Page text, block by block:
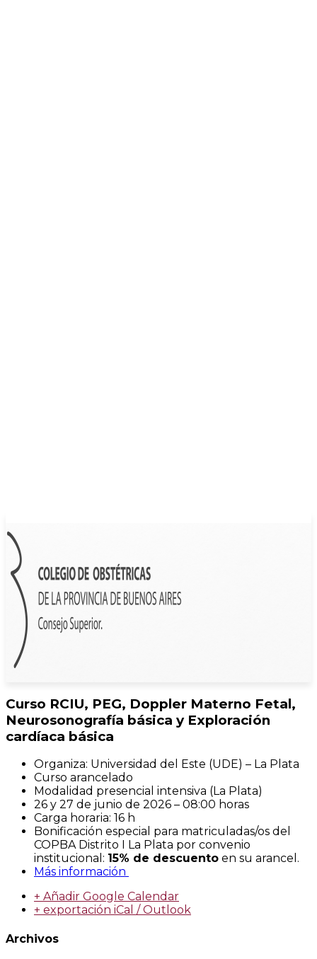
Curso RCIU, PEG, Doppler Materno Fetal,
Neurosonografía básica y Exploración
cardíaca básica
Organiza: Universidad del Este (UDE) – La Plata
Curso arancelado
Modalidad presencial intensiva (La Plata)
26 y 27 de junio de 2026 – 08:00 horas
Carga horaria: 16 h
Bonificación especial para matriculadas/os del
COPBA Distrito I La Plata por convenio
institucional: 15% de descuento en su arancel.
Más información
+ Añadir Google Calendar
+ exportación iCal / Outlook
Archivos